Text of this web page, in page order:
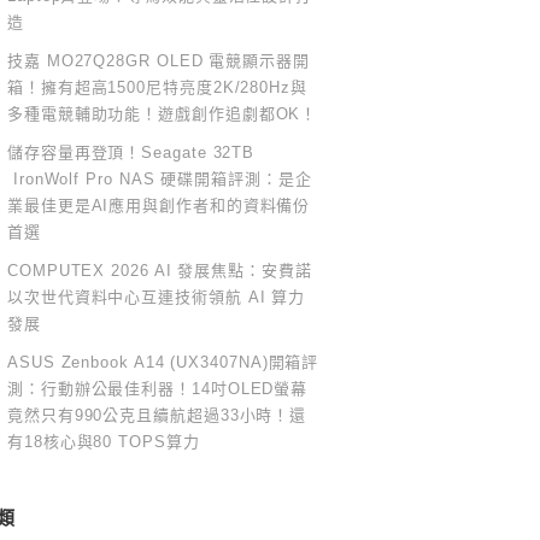
造
技嘉 MO27Q28GR OLED 電競顯示器開
箱！擁有超高1500尼特亮度2K/280Hz與
多種電競輔助功能！遊戲創作追劇都OK！
儲存容量再登頂！Seagate 32TB
IronWolf Pro NAS 硬碟開箱評測：是企
業最佳更是AI應用與創作者和的資料備份
首選
COMPUTEX 2026 AI 發展焦點：安費諾
以次世代資料中心互連技術領航 AI 算力
發展
ASUS Zenbook A14 (UX3407NA)開箱評
測：行動辦公最佳利器！14吋OLED螢幕
竟然只有990公克且續航超過33小時！還
有18核心與80 TOPS算力